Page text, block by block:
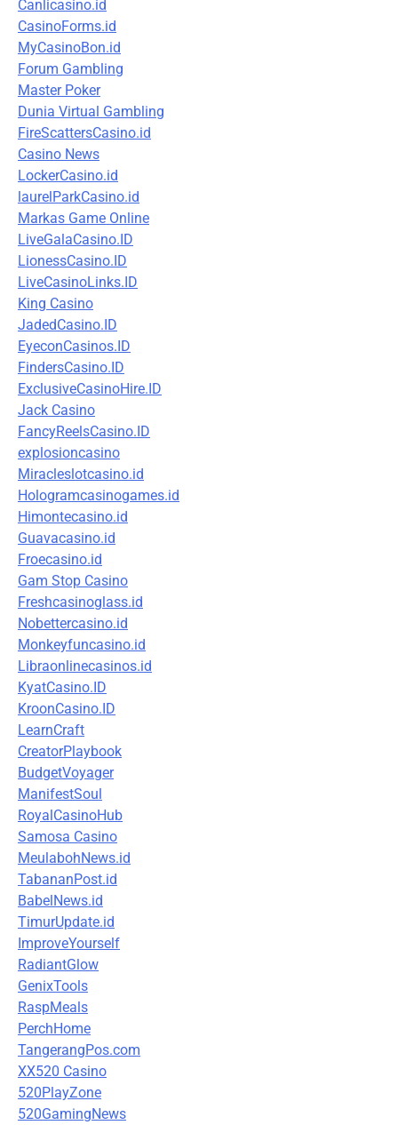
Canlicasino.id
CasinoForms.id
MyCasinoBon.id
Forum Gambling
Master Poker
Dunia Virtual Gambling
FireScattersCasino.id
Casino News
LockerCasino.id
laurelParkCasino.id
Markas Game Online
LiveGalaCasino.ID
LionessCasino.ID
LiveCasinoLinks.ID
King Casino
JadedCasino.ID
EyeconCasinos.ID
FindersCasino.ID
ExclusiveCasinoHire.ID
Jack Casino
FancyReelsCasino.ID
explosioncasino
Miracleslotcasino.id
Hologramcasinogames.id
Himontecasino.id
Guavacasino.id
Froecasino.id
Gam Stop Casino
Freshcasinoglass.id
Nobettercasino.id
Monkeyfuncasino.id
Libraonlinecasinos.id
KyatCasino.ID
KroonCasino.ID
LearnCraft
CreatorPlaybook
BudgetVoyager
ManifestSoul
RoyalCasinoHub
Samosa Casino
MeulabohNews.id
TabananPost.id
BabelNews.id
TimurUpdate.id
ImproveYourself
RadiantGlow
GenixTools
RaspMeals
PerchHome
TangerangPos.com
XX520 Casino
520PlayZone
520GamingNews